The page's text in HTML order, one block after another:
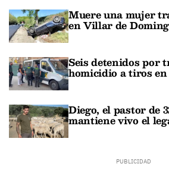
Muere una mujer
en Villar de
Seis detenidos por
homicidio a tiros
Diego, el pastor de
mantiene vivo el